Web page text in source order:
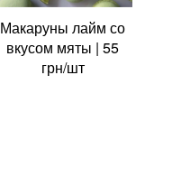
Макаруны лайм со
вкусом мяты | 55
грн/шт